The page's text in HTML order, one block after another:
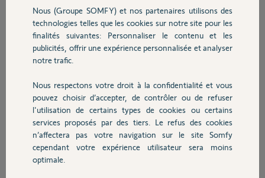
Sécurité
Domotique
Chauffage
Autres produits
une TaHoma Switch.
Contexte :
Ancienne box : TaHoma V1
Nouvelle box : TaHoma Switch
Switch : 2323-2360-7589
V1 : 0204-3094-0036
Après branchement de la Switch et procédure d’installation,
l’application indiquait initialement que la box associée à mon compte
n’était pas compatible.
Nous (Groupe SOMFY) et nos partenaires utilisons des
technologies telles que les cookies sur notre site pour les
finalités suivantes: Personnaliser le contenu et les
publicités, offrir une expérience personnalisée et analyser
notre trafic.
Nous respectons votre droit à la confidentialité et vous
pouvez choisir d’accepter, de contrôler ou de refuser
l'utilisation de certains types de cookies ou certains
services proposés par des tiers. Le refus des cookies
n’affectera pas votre navigation sur le site Somfy
cependant votre expérience utilisateur sera moins
optimale.